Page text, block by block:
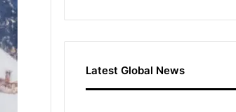
Latest Global News